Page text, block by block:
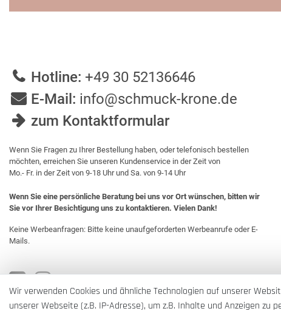
Hotline: +49 30 52136646
E-Mail: info@schmuck-krone.de
zum Kontaktformular
Wenn Sie Fragen zu Ihrer Bestellung haben, oder telefonisch bestellen
möchten, erreichen Sie unseren Kundenservice in der Zeit von
Mo.- Fr. in der Zeit von 9-18 Uhr und Sa. von 9-14 Uhr
Wenn Sie eine persönliche Beratung bei uns vor Ort wünschen, bitten wir
Sie vor Ihrer Besichtigung uns zu kontaktieren. Vielen Dank!
Keine Werbeanfragen: Bitte keine unaufgeforderten Werbeanrufe oder E-
Mails.
Wir verwenden Cookies und ähnliche Technologien auf unserer
unserer Webseite (z.B. IP-Adresse), um z.B. Inhalte und Anzeigen